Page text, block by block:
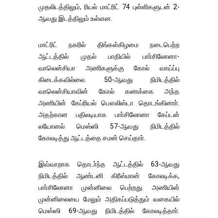
முதலிடத்திலும், ரியல் மாட்ரிட் 74 புள்ளிகளுடன் 2-
ஆவது இடத்திலும் உள்ளன.
மாட்ரிட் நகரில் திங்கள்கிழமை நடைபெற்ற
ஆட்டத்தில் முதல் பாதியில் பாா்சிலோனா-
வாலென்சியா அணிகளுக்கு கோல் வாய்ப்பு
கிடைக்கவில்லை. 50-ஆவது நிமிடத்தில்
வாலென்சியாவின் கோல் கணக்கை அந்த
அணியின் கேப்ரியல் பௌலிஸ்டா தொடங்கினாா்.
அதற்கான பதிலடியாக பாா்சிலோனா கேப்டன்
லயோனல் மெஸ்ஸி 57-ஆவது நிமிடத்தில்
கோலடித்து ஆட்டத்தை சமன் செய்தாா்.
இவ்வாறாக தொடா்ந்த ஆட்டத்தில் 63-ஆவது
நிமிடத்தில் ஆண்டனி கிரீஸ்மான் கோலடிக்க,
பாா்சிலோனா முன்னிலை பெற்றது. அணியின்
முன்னிலையை மேலும் அதிகப்படுத்தும் வகையில்
மெஸ்ஸி 69-ஆவது நிமிடத்தில் கோலடித்தாா்.